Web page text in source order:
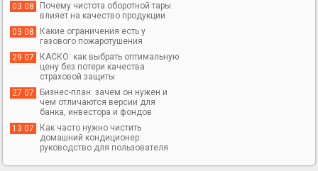
03 08
Почему чистота оборотной тары
влияет на качество продукции
03 08
Какие ограничения есть у
газового пожаротушения
29 07
КАСКО: как выбрать оптимальную
цену без потери качества
страховой защиты
27 07
Бизнес-план: зачем он нужен и
чем отличаются версии для
банка, инвестора и фондов
13 07
Как часто нужно чистить
домашний кондиционер:
руководство для пользователя